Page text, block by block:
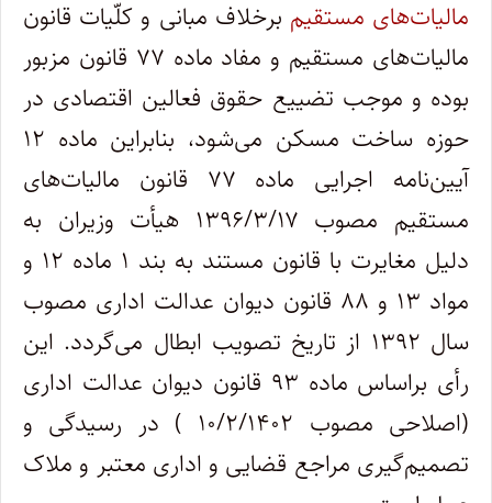
مالیات‌های مستقیم برخلاف مبانی و کلّیات قانون
مالیات‌های مستقیم و مفاد ماده ۷۷ قانون مزبور
بوده و موجب تضییع حقوق فعالین اقتصادی در
حوزه ساخت مسکن می‌شود، بنابراین ماده ۱۲
آیین‌نامه اجرایی ماده ۷۷ قانون مالیات‌های
مستقیم مصوب ۱۳۹۶/۳/۱۷ هیأت وزیران به
دلیل مغایرت با قانون مستند به بند ۱ ماده ۱۲ و
مواد ۱۳ و ۸۸ قانون دیوان عدالت اداری مصوب
سال ۱۳۹۲ از تاریخ تصویب ابطال می‌گردد. این
رأی براساس ماده ۹۳ قانون دیوان عدالت اداری
(اصلاحی مصوب ۱۰/۲/۱۴۰۲ ) در رسیدگی و
تصمیم‌گیری مراجع قضایی و اداری معتبر و ملاک